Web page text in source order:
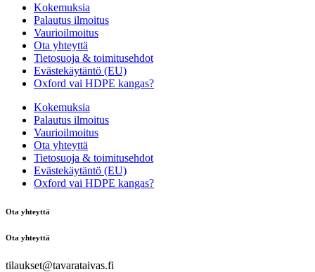
Kokemuksia
Palautus ilmoitus
Vaurioilmoitus
Ota yhteyttä
Tietosuoja & toimitusehdot
Evästekäytäntö (EU)
Oxford vai HDPE kangas?
Kokemuksia
Palautus ilmoitus
Vaurioilmoitus
Ota yhteyttä
Tietosuoja & toimitusehdot
Evästekäytäntö (EU)
Oxford vai HDPE kangas?
Ota yhteyttä
Ota yhteyttä
tilaukset@tavarataivas.fi